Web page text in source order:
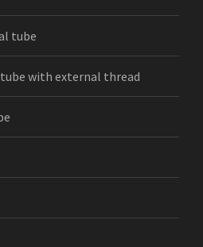
tube
with external thread